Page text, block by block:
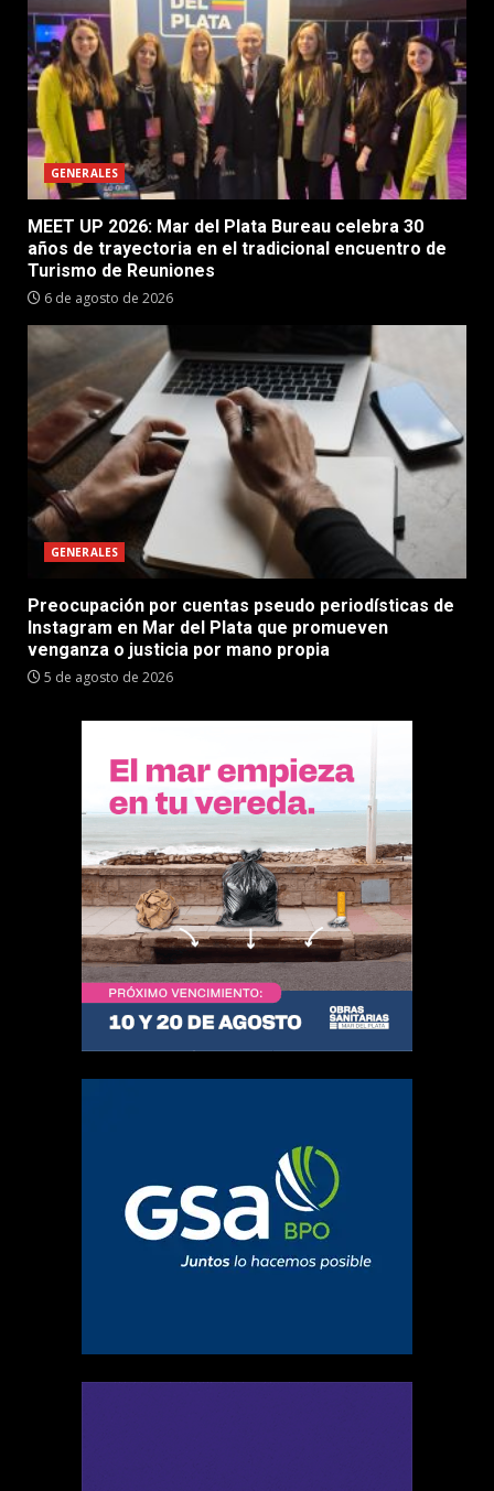
GENERALES
MEET UP 2026: Mar del Plata Bureau celebra 30
años de trayectoria en el tradicional encuentro de
Turismo de Reuniones
6 de agosto de 2026
GENERALES
Preocupación por cuentas pseudo periodísticas de
Instagram en Mar del Plata que promueven
venganza o justicia por mano propia
5 de agosto de 2026